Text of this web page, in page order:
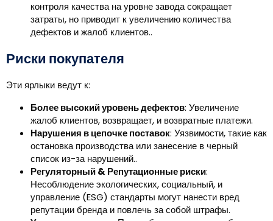
контроля качества на уровне завода сокращает
затраты, но приводит к увеличению количества
дефектов и жалоб клиентов..
Риски покупателя
Эти ярлыки ведут к:
Более высокий уровень дефектов: Увеличение
жалоб клиентов, возвращает, и возвратные платежи.
Нарушения в цепочке поставок: Уязвимости, такие как
остановка производства или занесение в черный
список из-за нарушений..
Регуляторный & Репутационные риски:
Несоблюдение экологических, социальный, и
управление (ESG) стандарты могут нанести вред
репутации бренда и повлечь за собой штрафы.